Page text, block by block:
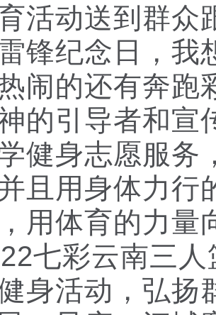
活动送到群众
锋纪念日，我
闹的还有奔跑
的引导者和宣
健身志愿服务
且用身体力行
用体育的力量
七彩云南三
身活动，弘扬